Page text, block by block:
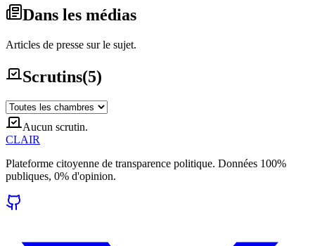
Dans les médias
Articles de presse sur le sujet.
Scrutins(5)
Aucun scrutin.
CLAIR
Plateforme citoyenne de transparence politique. Données 100%
publiques, 0% d'opinion.